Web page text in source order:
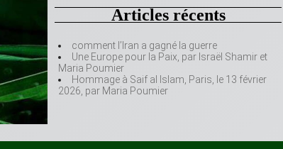
Articles récents
comment l’Iran a gagné la guerre
Une Europe pour la Paix, par Israël Shamir et
Maria Poumier
Hommage à Saif al Islam, Paris, le 13 février
2026, par Maria Poumier